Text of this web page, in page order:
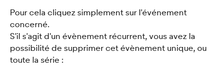
Pour cela cliquez simplement sur l'événement
concerné.
S'il s'agit d'un évènement récurrent, vous avez la
possibilité de supprimer cet évènement unique, ou
toute la série :